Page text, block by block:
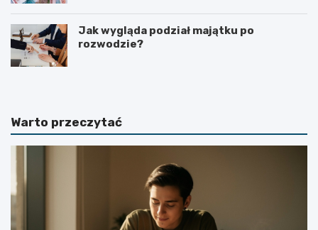
Jak wygląda podział majątku po
rozwodzie?
Warto przeczytać